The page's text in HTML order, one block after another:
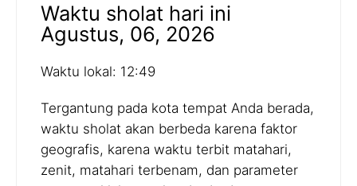
Waktu sholat hari ini
Agustus, 06, 2026
Waktu lokal: 12:49
Tergantung pada kota tempat Anda berada,
waktu sholat akan berbeda karena faktor
geografis, karena waktu terbit matahari,
zenit, matahari terbenam, dan parameter